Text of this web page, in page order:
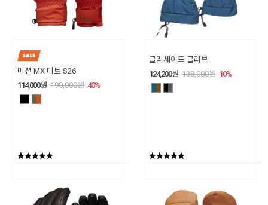
미션 MX 미트 S26
114,000원 190,000원 40%
글리세이드 글러브
124,200원 138,000원 10%